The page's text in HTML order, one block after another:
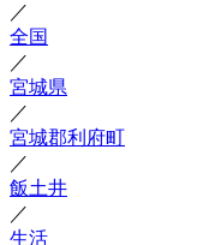
／
全国
／
宮城県
／
宮城郡利府町
／
飯土井
／
生活